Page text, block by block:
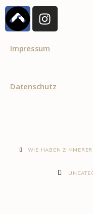
Impressum
Datenschutz
WIE HABEN